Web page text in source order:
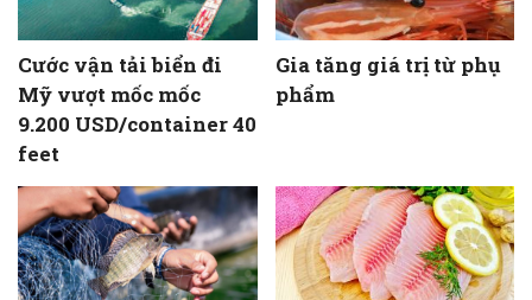
Cước vận tải biển đi
Mỹ vượt mốc mốc
9.200 USD/container 40
feet
Gia tăng giá trị từ phụ
phẩm